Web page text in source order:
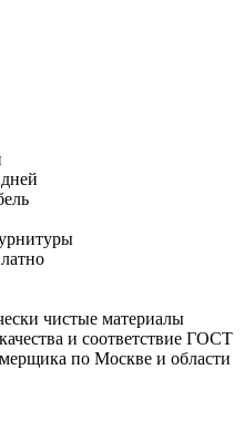
чистые материалы
и соответствие ГОСТ
по Москве и области